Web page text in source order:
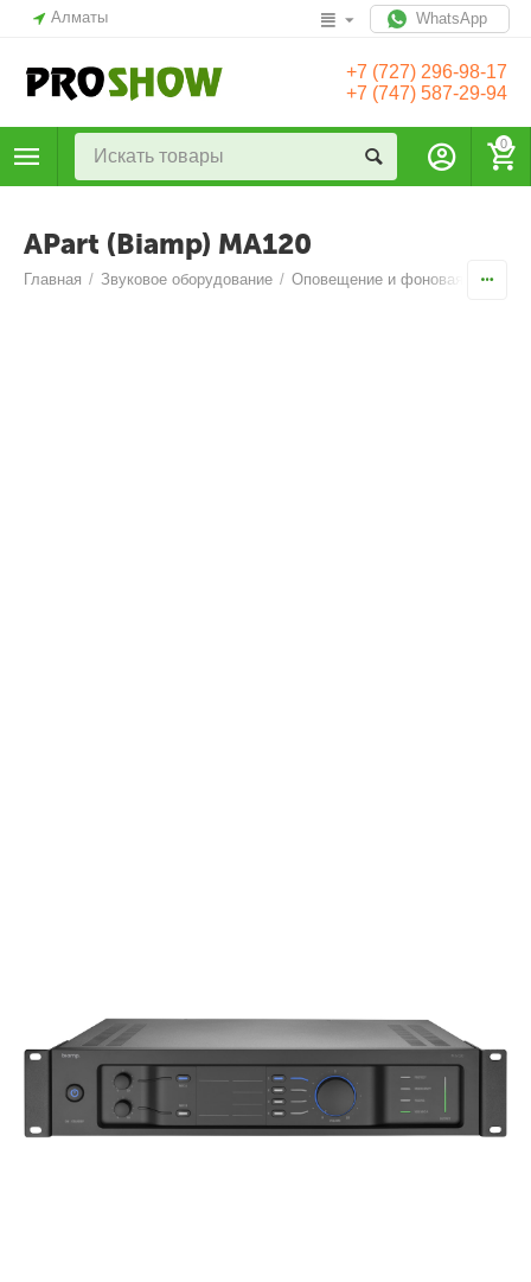
Алматы WhatsApp
+7 (727) 296-98-17
+7 (747) 587-29-94
0
APart (Biamp) MA120
Главная / Звуковое оборудование / Оповещение и фоновая музыка